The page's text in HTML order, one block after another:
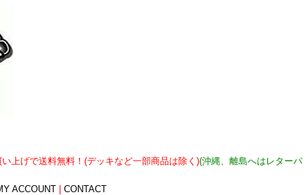
上げで送料無料！(デッキなど一部商品は除く)(沖縄、離島へはレターパ
ACCOUNT CONTACT